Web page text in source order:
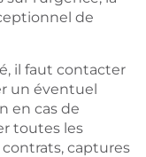
de
il faut contacter
un éventuel
en cas de
toutes les
contrats, captures